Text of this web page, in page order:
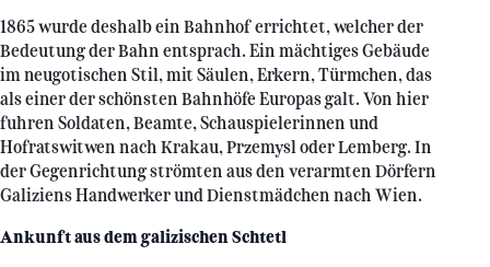
1865 wurde deshalb ein Bahnhof errichtet, welcher der
Bedeutung der Bahn entsprach. Ein mächtiges Gebäude
im neugotischen Stil, mit Säulen, Erkern, Türmchen, das
als einer der schönsten Bahnhöfe Europas galt. Von hier
fuhren Soldaten, Beamte, Schauspielerinnen und
Hofratswitwen nach Krakau, Przemysl oder Lemberg. In
der Gegenrichtung strömten aus den verarmten Dörfern
Galiziens Handwerker und Dienstmädchen nach Wien.
Ankunft aus dem galizischen Schtetl